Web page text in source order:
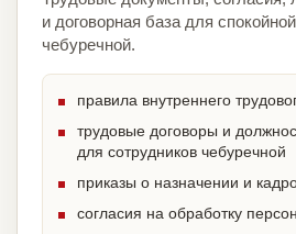
и договорная база для
чебуречной.
правила внутреннего
трудовые договоры и
для сотрудников чебуречной
приказы о назначении и
согласия на обработку